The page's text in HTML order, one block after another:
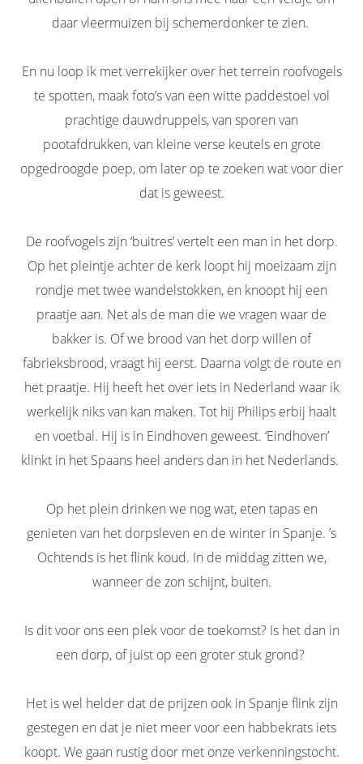
daar vleermuizen bij schemerdonker te zien.
En nu loop ik met verrekijker over het terrein roofvogels
te spotten, maak foto’s van een witte paddestoel vol
prachtige dauwdruppels, van sporen van
pootafdrukken, van kleine verse keutels en grote
opgedroogde poep, om later op te zoeken wat voor dier
dat is geweest.
De roofvogels zijn ‘buitres’ vertelt een man in het dorp.
Op het pleintje achter de kerk loopt hij moeizaam zijn
rondje met twee wandelstokken, en knoopt hij een
praatje aan. Net als de man die we vragen waar de
bakker is. Of we brood van het dorp willen of
fabrieksbrood, vraagt hij eerst. Daarna volgt de route en
het praatje. Hij heeft het over iets in Nederland waar ik
werkelijk niks van kan maken. Tot hij Philips erbij haalt
en voetbal. Hij is in Eindhoven geweest. ‘Eindhoven’
klinkt in het Spaans heel anders dan in het Nederlands.
Op het plein drinken we nog wat, eten tapas en
genieten van het dorpsleven en de winter in Spanje. ’s
Ochtends is het flink koud. In de middag zitten we,
wanneer de zon schijnt, buiten.
Is dit voor ons een plek voor de toekomst? Is het dan in
een dorp, of juist op een groter stuk grond?
Het is wel helder dat de prijzen ook in Spanje flink zijn
gestegen en dat je niet meer voor een habbekrats iets
koopt. We gaan rustig door met onze verkenningstocht.